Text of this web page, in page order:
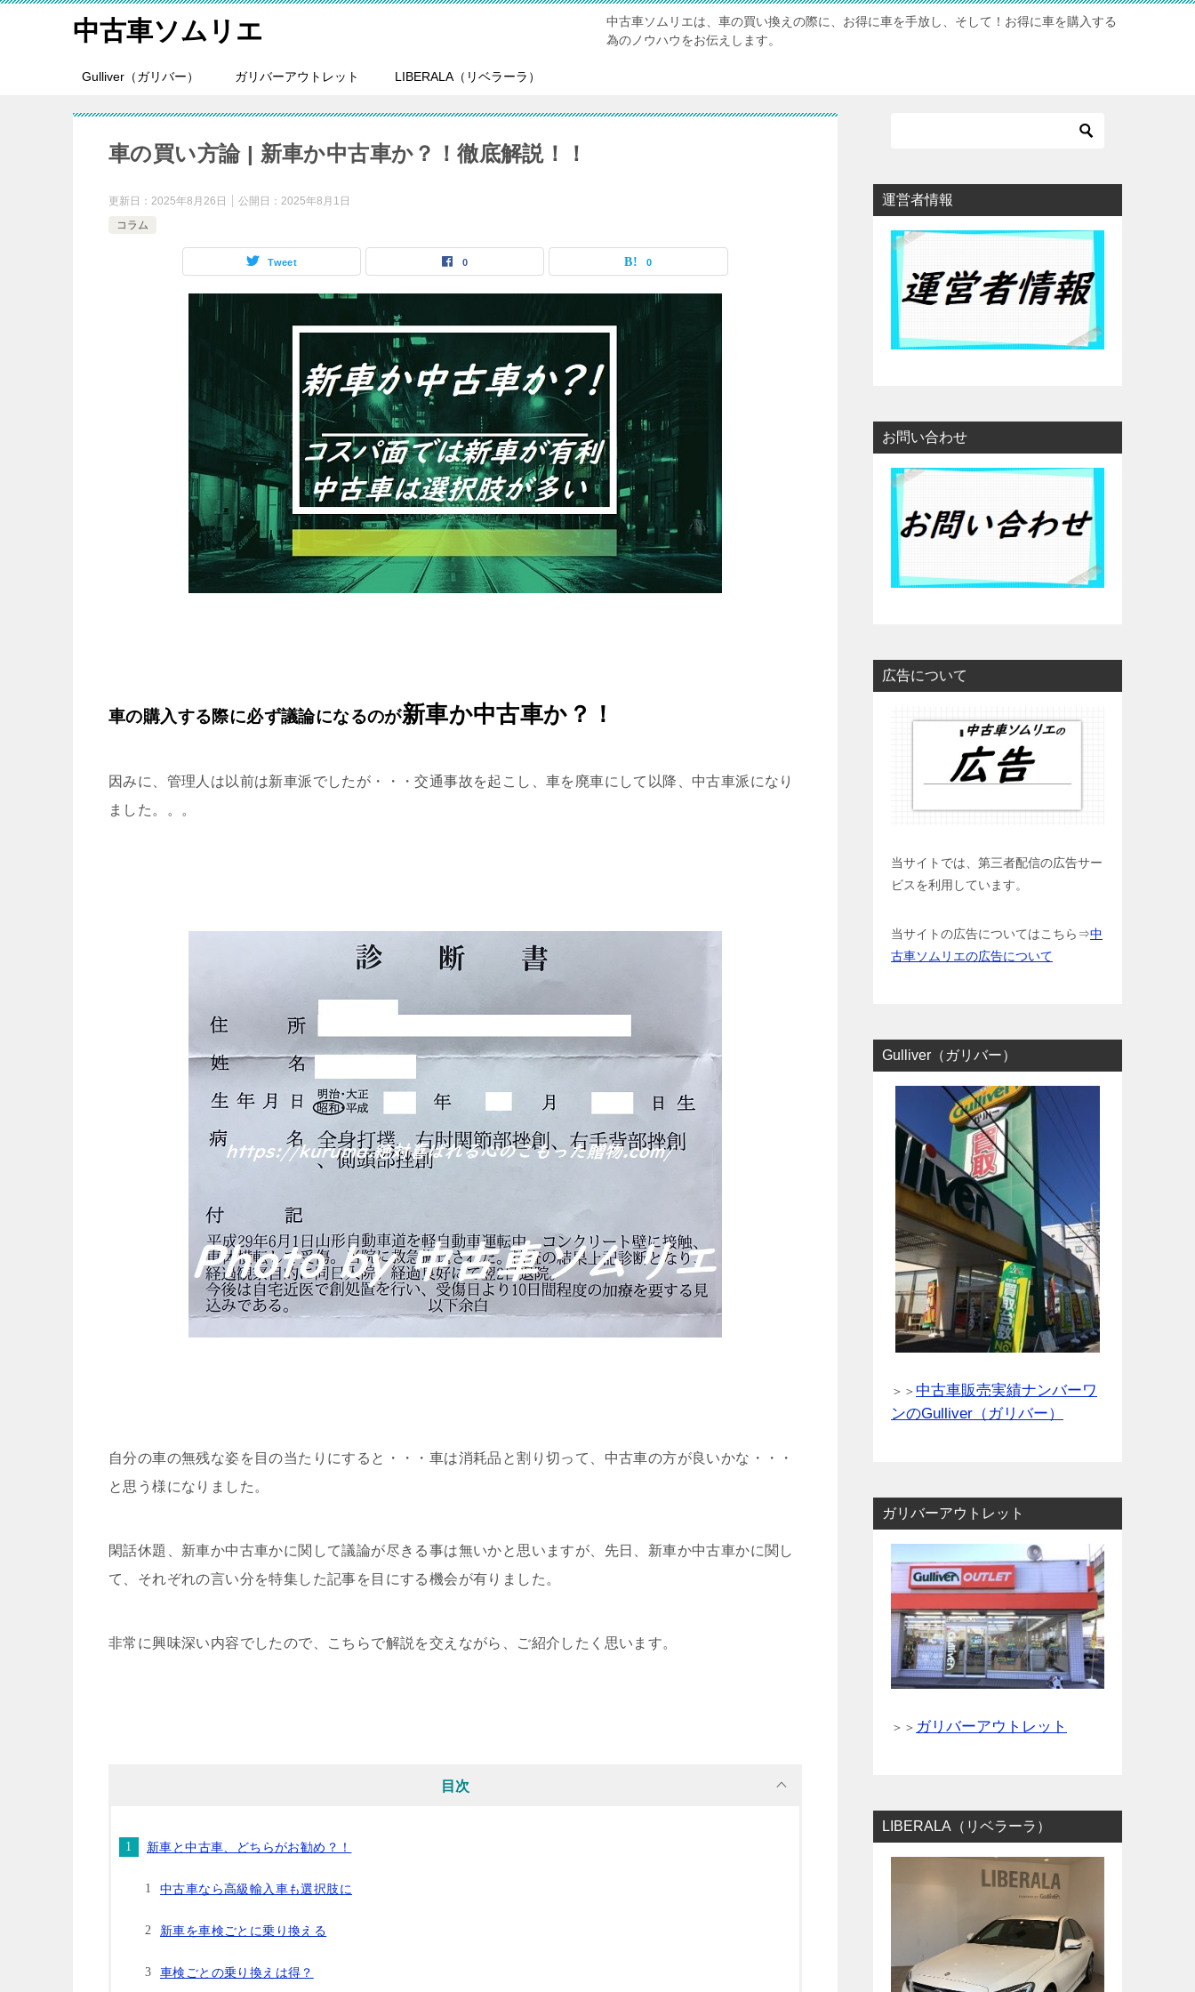
中古車ソムリエ
中古車ソムリエは、車の買い換えの際に、お得に車を手放し、そして！お得に車を購入する
為のノウハウをお伝えします。
Gulliver（ガリバー） ガリバーアウトレット LIBERALA（リベラーラ）
車の買い方論 | 新車か中古車か？！徹底解説！！
更新日： 2025年8月26日 公開日： 2025年8月1日
コラム
Tweet 0 0
車の購入する際に必ず議論になるのが新車か中古車か？！
因みに、管理人は以前は新車派でしたが・・・交通事故を起こし、車を廃車にして以降、中古車派になり
ました。。。
自分の車の無残な姿を目の当たりにすると・・・車は消耗品と割り切って、中古車の方が良いかな・・・
と思う様になりました。
閑話休題、新車か中古車かに関して議論が尽きる事は無いかと思いますが、先日、新車か中古車かに関し
て、それぞれの言い分を特集した記事を目にする機会が有りました。
非常に興味深い内容でしたので、こちらで解説を交えながら、ご紹介したく思います。
目次
新車と中古車、どちらがお勧め？！
中古車なら高級輸入車も選択肢に
新車を車検ごとに乗り換える
車検ごとの乗り換えは得？
運営者情報
お問い合わせ
広告について
当サイトでは、第三者配信の広告サー
ビスを利用しています。
当サイトの広告についてはこちら⇒中
古車ソムリエの広告について
Gulliver（ガリバー）
＞＞ 中古車販売実績ナンバーワ
ンのGulliver（ガリバー）
ガリバーアウトレット
＞＞ ガリバーアウトレット
LIBERALA（リベラーラ）